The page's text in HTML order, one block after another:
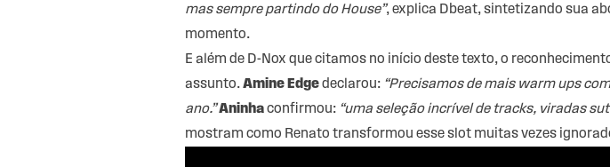
mas sempre partindo do House”, explica Dbeat, sintetizando sua
momento.
E além de D-Nox que citamos no início deste texto, o
assunto.Amine Edgedeclarou: “Precisamos de mais warm ups
ano.”Aninhaconfirmou: “uma seleção incrível de tracks, viradas
mostram como Renato transformou esse slot muitas vezes